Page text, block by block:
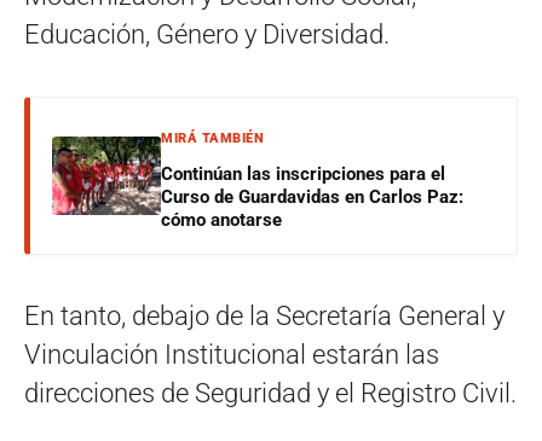
Educación, Género y Diversidad.
MIRÁ TAMBIÉN
Continúan las inscripciones para el
Curso de Guardavidas en Carlos Paz:
cómo anotarse
En tanto, debajo de la Secretaría General y
Vinculación Institucional estarán las
direcciones de Seguridad y el Registro Civil.